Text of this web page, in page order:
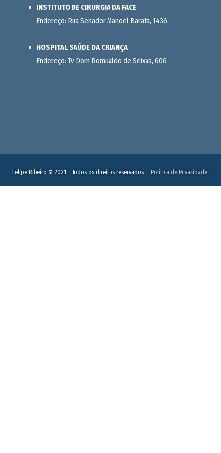
INSTITUTO DE CIRURGIA DA FACE
Endereço: Rua Senador Manoel Barata, 1436
HOSPITAL SAÚDE DA CRIANÇA
Endereço: Tv. Dom Romualdo de Seixas, 606
Felipe Ribeiro © 2021 – Todos os direitos reservados – Política de Privacidade.